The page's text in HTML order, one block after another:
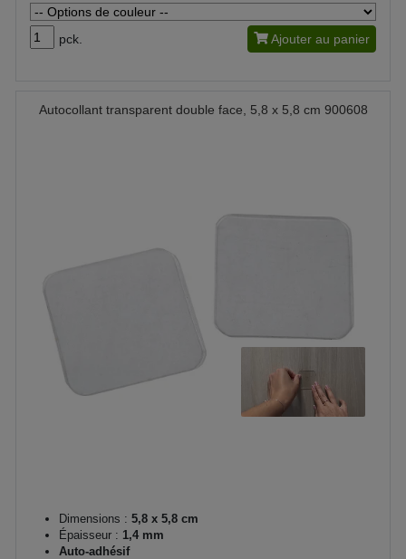
pck. Ajouter au panier
Autocollant transparent double face, 5,8 x 5,8 cm 900608
Dimensions : 5,8 x 5,8 cm
Épaisseur : 1,4 mm
Auto-adhésif